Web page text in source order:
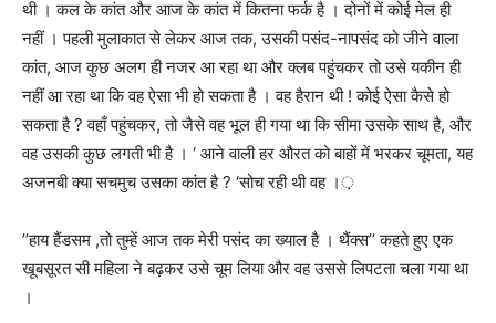
थी । कल के कांत और आज के कांत में कितना फर्क है । दोनों में कोई मेल ही
नहीं । पहली मुलाकात से लेकर आज तक,उसकी पसंद-नापसंद को जीने वाला
कांत, आज कुछ अलग ही नजर आ रहा था और क्लब पहुंचकर तो उसे यकीन ही
नहीं आ रहा था कि वह ऐसा भी हो सकता है । वह हैरान थी ! कोई ऐसा कैसे हो
सकता है?वहाँ पहुंचकर,तो जैसे वह भूल ही गया था कि सीमा उसके साथ है, और
वह उसकी कुछ लगती भी है । ‘ आने वाली हर औरत को बाहों में भरकर चूमता,यह
अजनबी क्या सचमुच उसका कांत है? ‘सोच रही थी वह ।़
’’हाय हैंडसम ,तो तुम्हें आज तक मेरी पसंद का ख्याल है । थैंक्स’’कहते हुए एक
खूबसूरत सी महिला ने बढ़कर उसे चूम लिया और वह उससे लिपटता चला गया था
।